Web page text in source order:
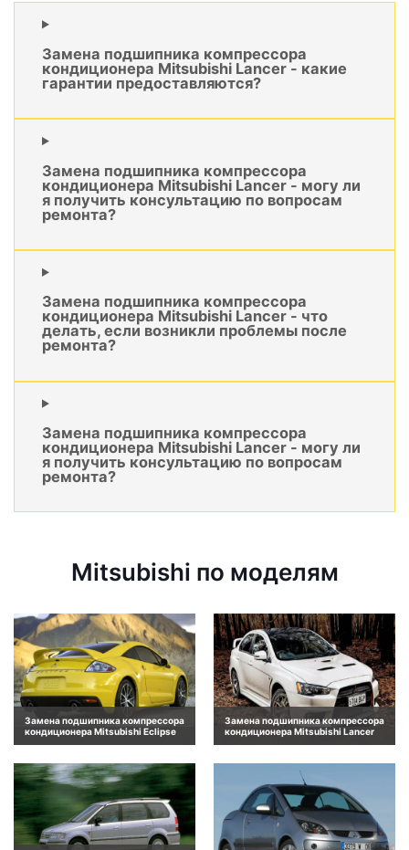
Замена подшипника компрессора
кондиционера Mitsubishi Lancer - какие
гарантии предоставляются?
Замена подшипника компрессора
кондиционера Mitsubishi Lancer - могу ли
я получить консультацию по вопросам
ремонта?
Замена подшипника компрессора
кондиционера Mitsubishi Lancer - что
делать, если возникли проблемы после
ремонта?
Замена подшипника компрессора
кондиционера Mitsubishi Lancer - могу ли
я получить консультацию по вопросам
ремонта?
Mitsubishi по моделям
Замена подшипника компрессора
кондиционера Mitsubishi Eclipse
Замена подшипника компрессора
кондиционера Mitsubishi Lancer